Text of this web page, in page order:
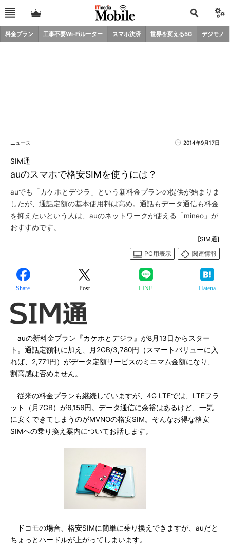
料金プラン 工事不要Wi-Fiルーター スマホ決済 世界を変える5G デジモノ
ニュース 2014年9月17日
auのスマホで格安SIMを使うには？
SIM通
auでも「カケホとデジラ」という新料金プランの提供が始まりま
したが、通話定額の基本使用料は高め。通話もデータ通信も料金
を抑えたいという人は、auのネットワークが使える「mineo」が
おすすめです。
[SIM通]
PC用表示
関連情報
Share Post LINE Hatena
auの新料金プラン『カケホとデジラ』が8月13日からスター
ト。通話定額制に加え、月2GB/3,780円（スマートバリューに入
れば、2,771円）がデータ定額サービスのミニマム金額になり、
割高感は否めません。
従来の料金プランも継続していますが、4G LTEでは、LTEフラ
ット（月7GB）が6,156円。データ通信に余裕はあるけど、一気
に安くできてしまうのがMVNOの格安SIM。そんなお得な格安
SIMへの乗り換え案内についてお話します。
ドコモの場合、格安SIMに簡単に乗り換えできますが、auだと
ちょっとハードルが上がってしまいます。